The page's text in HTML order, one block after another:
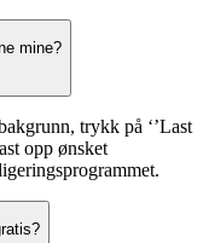
mine?
trykk på ‘’Last
opp ønsket